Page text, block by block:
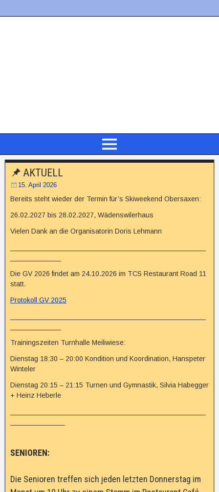
AKTUELL
15. April 2026
Bereits steht wieder der Termin für’s Skiweekend Obersaxen:
26.02.2027 bis 28.02.2027, Wädenswilerhaus
Vielen Dank an die Organisatorin Doris Lehmann
Die GV 2026 findet am 24.10.2026 im TCS Restaurant Road 11
statt.
Protokoll GV 2025
Trainingszeiten Turnhalle Meiliwiese:
Dienstag 18:30 – 20:00 Kondition und Koordination, Hanspeter
Winteler
Dienstag 20:15 – 21:15 Turnen und Gymnastik, Silvia Habegger
+ Heinz Heberle
SENIOREN:
Die Senioren treffen sich jeden letzten Donnerstag im